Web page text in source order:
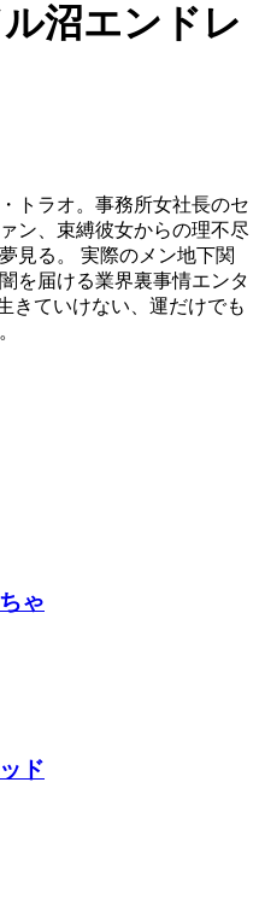
沼エンドレ
トラオ。事務所女社長のセ
ン、束縛彼女からの理不尽
見る。 実際のメン地下関
を届ける業界裏事情エンタ
きていけない、運だけでも
ゃ
ド